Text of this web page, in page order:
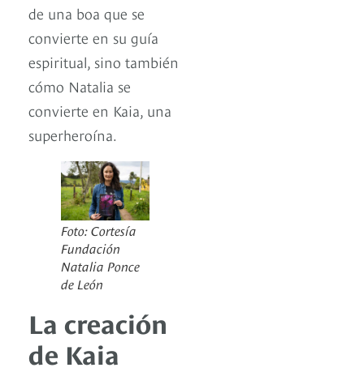
de una boa que se
convierte en su guía
espiritual, sino también
cómo Natalia se
convierte en Kaia, una
superheroína.
Foto: Cortesía
Fundación
Natalia Ponce
de León
La creación
de Kaia